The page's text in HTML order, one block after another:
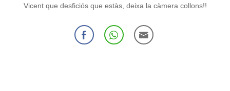
Vicent que desficiós que estàs, deixa la càmera collons!!